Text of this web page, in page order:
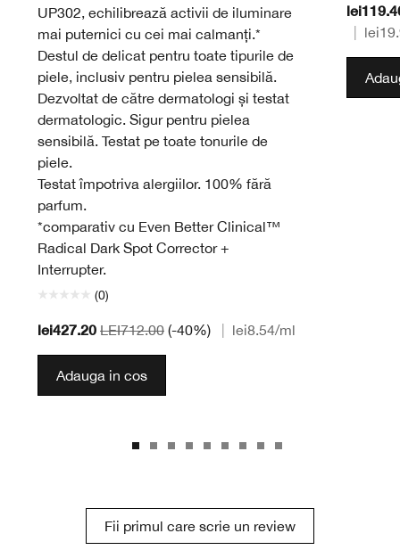
UP302, echilibrează activii de iluminare
mai puternici cu cei mai calmanți.*
Destul de delicat pentru toate tipurile de
piele, inclusiv pentru pielea sensibilă.
Dezvoltat de către dermatologi și testat
dermatologic. Sigur pentru pielea
sensibilă. Testat pe toate tonurile de
piele.
Testat împotriva alergiilor. 100% fără
parfum.
*comparativ cu Even Better Clinical™
Radical Dark Spot Corrector +
Interrupter.
(0)
lei427.20 LEI712.00 (-40%) lei8.54/ml
Adauga in cos
Fii primul care scrie un review